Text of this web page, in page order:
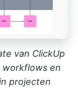
van ClickUp
workflows en
projecten